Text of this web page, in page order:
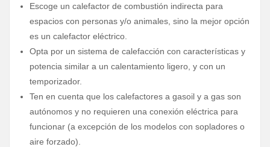
Escoge un calefactor de combustión indirecta para
espacios con personas y/o animales, sino la mejor opción
es un calefactor eléctrico.
Opta por un sistema de calefacción con características y
potencia similar a un calentamiento ligero, y con un
temporizador.
Ten en cuenta que los calefactores a gasoil y a gas son
autónomos y no requieren una conexión eléctrica para
funcionar (a excepción de los modelos con sopladores o
aire forzado).